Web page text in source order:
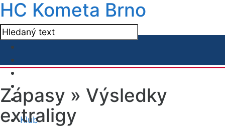
HC Kometa Brno
Klub
Zápasy » Výsledky
extraligy